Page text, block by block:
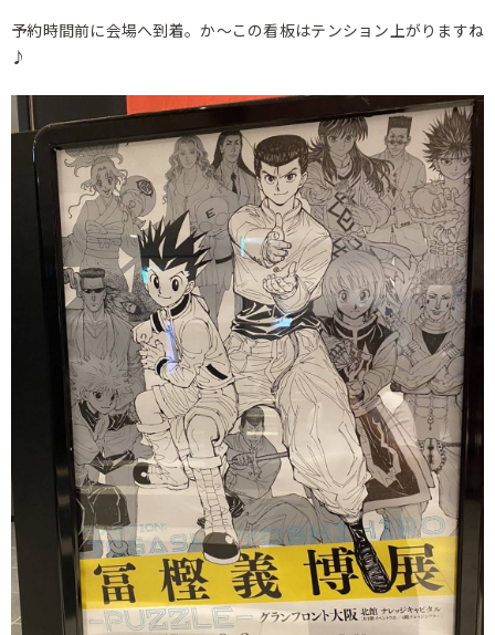
予約時間前に会場へ到着。か～この看板はテンション上がりますね
♪